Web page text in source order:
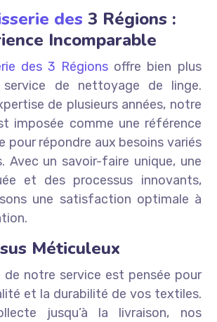
des 3 Régions :
Incomparable
des 3 Régions offre bien plus
service de nettoyage de linge.
de plusieurs années, notre
imposée comme une référence
pour répondre aux besoins variés
Avec un savoir-faire unique, une
et des processus innovants,
une satisfaction optimale à
Méticuleux
de notre service est pensée pour
et la durabilité de vos textiles.
jusqu’à la livraison, nos